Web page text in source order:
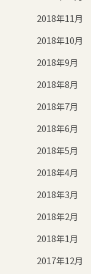
2018年11月
2018年10月
2018年9月
2018年8月
2018年7月
2018年6月
2018年5月
2018年4月
2018年3月
2018年2月
2018年1月
2017年12月